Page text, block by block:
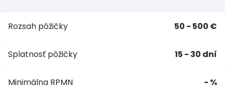
Rozsah pôžičky 50 - 500 €
Splatnosť pôžičky 15 - 30 dní
Minimálna RPMN - %